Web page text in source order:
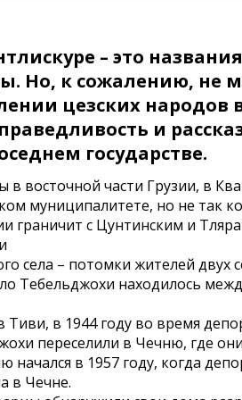
– это
Но, к сожалению, не
цезских
и
государстве.
в восточной части Грузии, в
муниципалитете, но не так
граничит с Цунтинским и
села – потомки жителей двух
Тебельджохи находилось
Тиви, в 1944 году во время
переселили в Чечню, где
начался в 1957 году, когда
в Чечне.